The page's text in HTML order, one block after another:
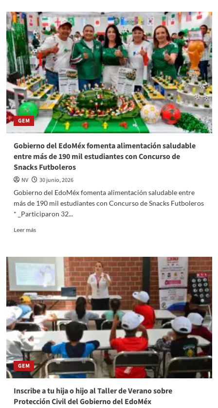
Presidenta
Claudia
Sheinbaum
encabeza
en
EdoMéx
Séptimo
Aniversario
de
la
Guardia
Nacional,
en
compañía
la
Gobernadora
Delfina
Gómez
GEM
Gobierno del EdoMéx fomenta alimentación saludable
entre más de 190 mil estudiantes con Concurso de
Snacks Futboleros
NV
30 junio, 2026
Gobierno del EdoMéx fomenta alimentación saludable entre
más de 190 mil estudiantes con Concurso de Snacks Futboleros
* _Participaron 32...
Leer másRead
Gobierno
del
EdoMéx
fomenta
alimentación
saludable
entre
más
de
190
mil
estudiantes
con
Concurso
Snacks
Futboleros
GEM
Inscribe a tu hija o hijo al Taller de Verano sobre
Protección Civil del Gobierno del EdoMéx